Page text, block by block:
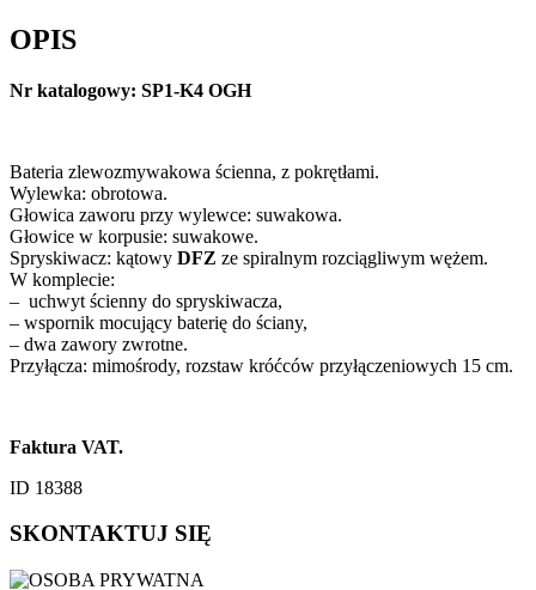
OPIS
Nr katalogowy: SP1-K4 OGH
Bateria zlewozmywakowa ścienna, z pokrętłami.
Wylewka: obrotowa.
Głowica zaworu przy wylewce: suwakowa.
Głowice w korpusie: suwakowe.
Spryskiwacz: kątowy DFZ ze spiralnym rozciągliwym wężem.
W komplecie:
– uchwyt ścienny do spryskiwacza,
– wspornik mocujący baterię do ściany,
– dwa zawory zwrotne.
Przyłącza: mimośrody, rozstaw króćców przyłączeniowych 15 cm.
Faktura VAT.
ID 18388
SKONTAKTUJ SIĘ